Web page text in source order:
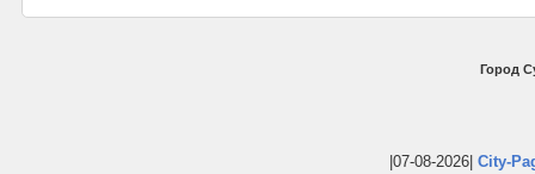
Город
|07-08-2026| City-